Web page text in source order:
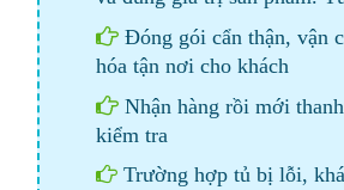
Đóng gói cẩn thận, vận
hóa tận nơi cho khách
Nhận hàng rồi mới
kiểm tra
Trường hợp tủ bị lỗi,